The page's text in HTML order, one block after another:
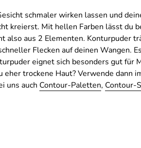
schmaler wirken lassen und
kreierst. Mit hellen Farben lässt du
aus 2 Elementen. Konturpuder
Flecken auf deinen Wangen.
eignet sich besonders gut für
eher trockene Haut? Verwende dann
uns auch Contour-Paletten, Contour-